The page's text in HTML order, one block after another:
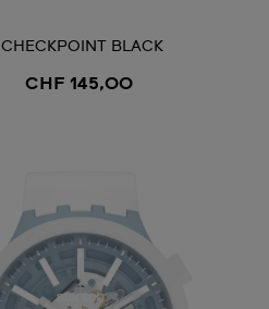
CHECKPOINT BLACK
CHF 145,00